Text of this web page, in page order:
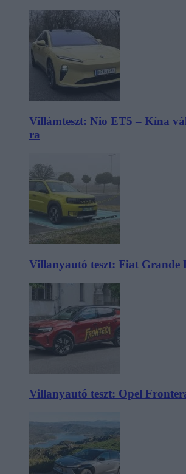
Villámteszt: Nio ET5 – Kína
ra
Villanyautó teszt: Fiat Grande
Villanyautó teszt: Opel